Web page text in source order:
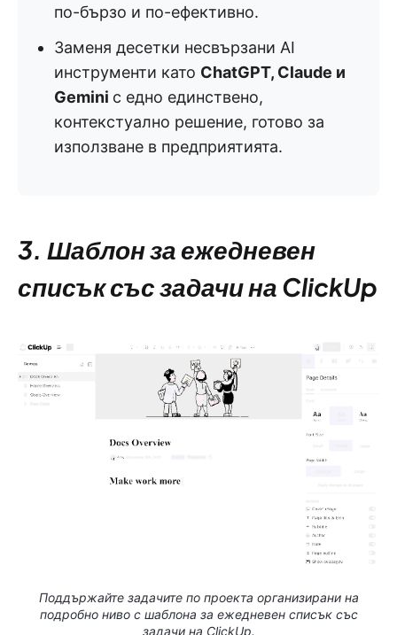
по-бързо и по-ефективно.
Заменя десетки несвързани AI
инструменти като ChatGPT, Claude и
Gemini с едно единствено,
контекстуално решение, готово за
използване в предприятията.
3. Шаблон за ежедневен
списък със задачи на ClickUp
Поддържайте задачите по проекта организирани на
подробно ниво с шаблона за ежедневен списък със
задачи на ClickUp.